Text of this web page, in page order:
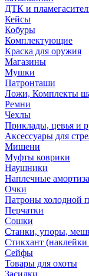
ДТК и
Кейсы
Кобуры
Комплектующие
Краска для оружия
Магазины
Мушки
Патронташи
Ложи, Комплекты
Ремни
Чехлы
Приклады, цевья и
Аксессуары для
Мишени
Муфты коврики
Наушники
Наплечные
Очки
Патроны холодной
Перчатки
Сошки
Станки, упоры,
Стикхант
Сейфы
Товары для охоты
Засидки